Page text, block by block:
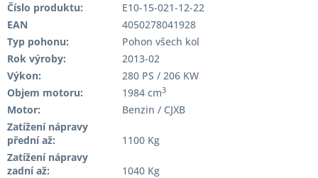
Číslo produktu:
E10-15-021-12-22
EAN
4050278041928
Typ pohonu:
Pohon všech kol
Rok výroby:
2013-02
Výkon:
280 PS / 206 KW
Objem motoru:
1984 cm3
Motor:
Benzin / CJXB
Zatížení nápravy
přední až:
1100 Kg
Zatížení nápravy
zadní až:
1040 Kg